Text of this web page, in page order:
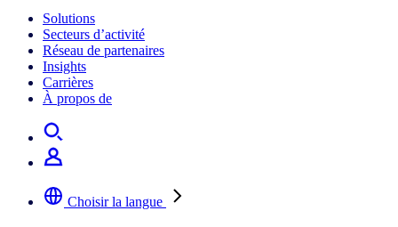
Solutions
Secteurs d’activité
Réseau de partenaires
Insights
Carrières
À propos de
Choisir la langue